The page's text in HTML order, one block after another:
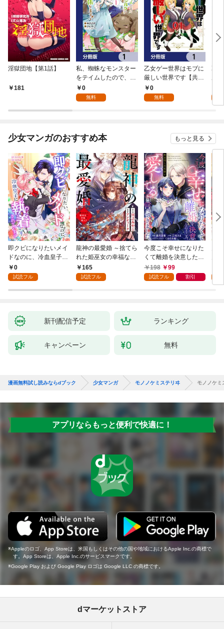
淫獄団地【第1話】
181
私、蜘蛛なモンスター
をテイムしたので、ス
パイダーシルクで裁縫
を頑張ります！【分冊
0
無料
乙女ゲー世界はモブに
厳しい世界です【共和
国編】【分冊版】 1
0
無料
乙
少女マンガのおすすめ本 もっと見る
即クビになりたいメイ
ドなのに、冷血皇子に
執着されています第1
話
0
試読フル
龍神の最愛婚 ～捨てら
れた姫巫女の幸福な嫁
入り～: 1
165
試読フル
今度こそ幸せになりた
くて離婚を決意したと
ころ、無表情な旦那様
が「愛してる」と言っ
198 99
試読フル 割引
新刊配信予定 ランキング
キャンペーン 無料
漫画無料試し読みならdブック 少女マンガ モノノケミステリヰ モノノケ
アプリならもっと便利で快適に！
Appleのロゴ、App Storeは、米国もしくはその他の国や地域におけるApple Inc.の商標で
す。App Storeは、Apple Inc.のサービスマークです。
Google Play および Google Play ロゴは Google LLC の商標です。
dマーケットストア